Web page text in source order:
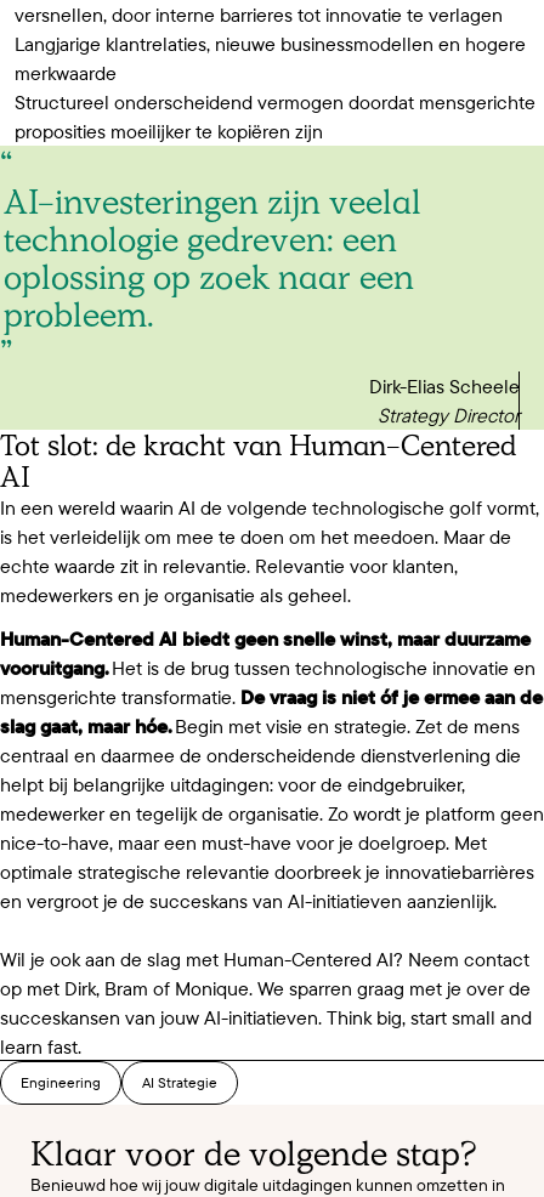
versnellen, door interne barrieres tot innovatie te verlagen
Langjarige klantrelaties, nieuwe businessmodellen en hogere
merkwaarde
Structureel onderscheidend vermogen doordat mensgerichte
proposities moeilijker te kopiëren zijn
AI-investeringen zijnveelal
technologie gedreven: een
oplossing op zoeknaar een
probleem.
Dirk-Elias Scheele
Strategy Director
Tot slot: de kracht van Human-Centered
AI
In een wereld waarin AI de volgende technologische golf vormt,
is het verleidelijk om mee te doen om het meedoen. Maar de
echte waarde zit in relevantie. Relevantie voor klanten,
medewerkers en je organisatie als geheel.
Human-Centered AI biedt geen snelle winst, maar duurzame
vooruitgang.Het is de brug tussen technologische innovatie en
mensgerichte transformatie. De vraag is niet óf je ermee aan de
slag gaat, maar hóe.Begin met visie en strategie. Zet de mens
centraal en daarmee de onderscheidende dienstverlening die
helpt bij belangrijke uitdagingen: voor de eindgebruiker,
medewerker en tegelijk de organisatie. Zo wordt je platform geen
nice-to-have, maar een must-have voor je doelgroep. Met
optimale strategische relevantie doorbreek je innovatiebarrières
en vergroot je de succeskans van AI-initiatieven aanzienlijk.
Wil je ook aan de slag met Human-Centered AI? Neem contact
op met Dirk, Bram of Monique. We sparren graag met je over de
succeskansen van jouw AI-initiatieven. Think big, start small and
learn fast.
Engineering AI Strategie
Klaar voor de volgende stap?
Benieuwd hoe wij jouw digitale uitdagingen kunnen omzetten in